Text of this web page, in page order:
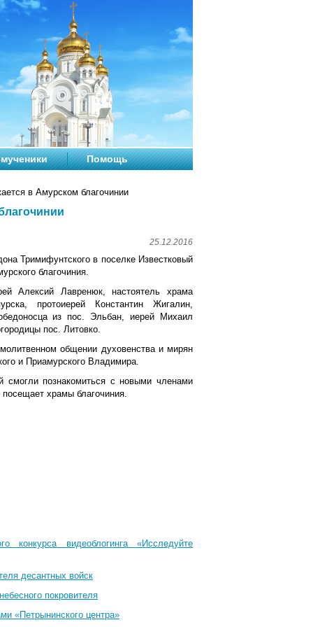
Помощь
в Амурском благочинии
25.12.2016
Тримифунтского в поселке Известковый
благочиния.
Алексий Лавренюк, настоятель храма
протоиерей Константин Жигалин,
из пос. Эльбан, иерей Михаил
пос. Литовко.
общении духовенства и мирян
и Приамурского Владимира.
смогли познакомиться с новыми членами
храмы благочиния.
конкурса видеоблогинга «Исследуйте
десантных войск
покровителя
«Петрынинского центра»